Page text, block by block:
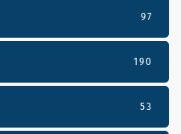
97
190
53